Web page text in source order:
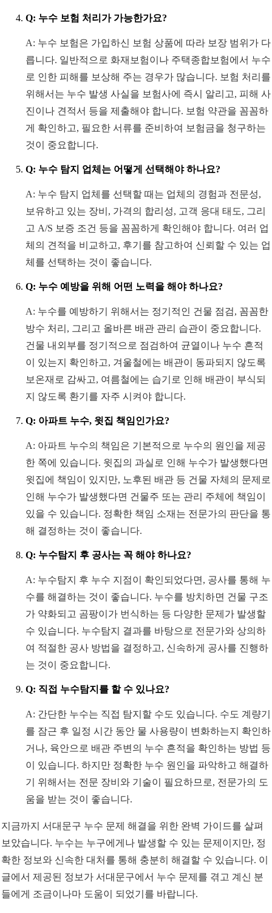
Q: 누수 보험 처리가 가능한가요?
A: 누수 보험은 가입하신 보험 상품에 따라 보장 범위가 다
릅니다. 일반적으로 화재보험이나 주택종합보험에서 누수
로 인한 피해를 보상해 주는 경우가 많습니다. 보험 처리를
위해서는 누수 발생 사실을 보험사에 즉시 알리고, 피해 사
진이나 견적서 등을 제출해야 합니다. 보험 약관을 꼼꼼하
게 확인하고, 필요한 서류를 준비하여 보험금을 청구하는
것이 중요합니다.
Q: 누수 탐지 업체는 어떻게 선택해야 하나요?
A: 누수 탐지 업체를 선택할 때는 업체의 경험과 전문성,
보유하고 있는 장비, 가격의 합리성, 고객 응대 태도, 그리
고 A/S 보증 조건 등을 꼼꼼하게 확인해야 합니다. 여러 업
체의 견적을 비교하고, 후기를 참고하여 신뢰할 수 있는 업
체를 선택하는 것이 좋습니다.
Q: 누수 예방을 위해 어떤 노력을 해야 하나요?
A: 누수를 예방하기 위해서는 정기적인 건물 점검, 꼼꼼한
방수 처리, 그리고 올바른 배관 관리 습관이 중요합니다.
건물 내외부를 정기적으로 점검하여 균열이나 누수 흔적
이 있는지 확인하고, 겨울철에는 배관이 동파되지 않도록
보온재로 감싸고, 여름철에는 습기로 인해 배관이 부식되
지 않도록 환기를 자주 시켜야 합니다.
Q: 아파트 누수, 윗집 책임인가요?
A: 아파트 누수의 책임은 기본적으로 누수의 원인을 제공
한 쪽에 있습니다. 윗집의 과실로 인해 누수가 발생했다면
윗집에 책임이 있지만, 노후된 배관 등 건물 자체의 문제로
인해 누수가 발생했다면 건물주 또는 관리 주체에 책임이
있을 수 있습니다. 정확한 책임 소재는 전문가의 판단을 통
해 결정하는 것이 좋습니다.
Q: 누수탐지 후 공사는 꼭 해야 하나요?
A: 누수탐지 후 누수 지점이 확인되었다면, 공사를 통해 누
수를 해결하는 것이 좋습니다. 누수를 방치하면 건물 구조
가 약화되고 곰팡이가 번식하는 등 다양한 문제가 발생할
수 있습니다. 누수탐지 결과를 바탕으로 전문가와 상의하
여 적절한 공사 방법을 결정하고, 신속하게 공사를 진행하
는 것이 중요합니다.
Q: 직접 누수탐지를 할 수 있나요?
A: 간단한 누수는 직접 탐지할 수도 있습니다. 수도 계량기
를 잠근 후 일정 시간 동안 물 사용량이 변화하는지 확인하
거나, 육안으로 배관 주변의 누수 흔적을 확인하는 방법 등
이 있습니다. 하지만 정확한 누수 원인을 파악하고 해결하
기 위해서는 전문 장비와 기술이 필요하므로, 전문가의 도
움을 받는 것이 좋습니다.
지금까지 서대문구 누수 문제 해결을 위한 완벽 가이드를 살펴
보았습니다. 누수는 누구에게나 발생할 수 있는 문제이지만, 정
확한 정보와 신속한 대처를 통해 충분히 해결할 수 있습니다. 이
글에서 제공된 정보가 서대문구에서 누수 문제를 겪고 계신 분
들에게 조금이나마 도움이 되었기를 바랍니다.